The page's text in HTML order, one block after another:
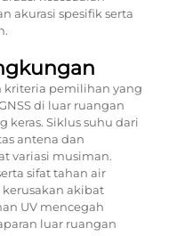
akurasi spesifik serta
pemilihan yang
di luar ruangan
keras. Siklus suhu dari
antena dan
variasi musiman.
sifat tahan air
akibat
UV mencegah
luar ruangan